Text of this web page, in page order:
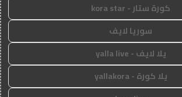
كورة ستار - kora star
سوريا لايف
يلا لايف - yalla live
يلا كورة - yallakora